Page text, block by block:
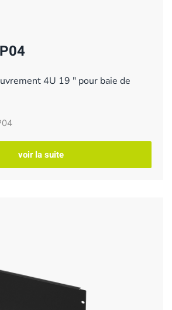
4U 19 " pour baie de
voir la suite